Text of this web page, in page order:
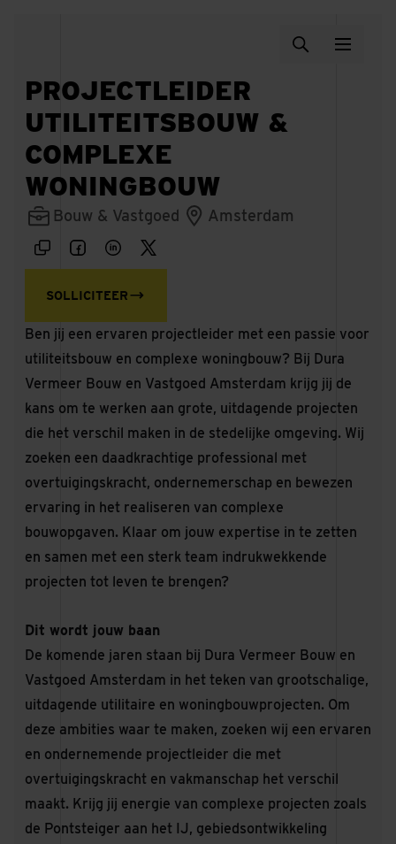
PROJECTLEIDER
UTILITEITSBOUW &
COMPLEXE
WONINGBOUW
Bouw & Vastgoed Amsterdam
SOLLICITEER
Ben jij een ervaren projectleider met een passie voor
utiliteitsbouw en complexe woningbouw? Bij Dura
Vermeer Bouw en Vastgoed Amsterdam krijg jij de
kans om te werken aan grote, uitdagende projecten
die het verschil maken in de stedelijke omgeving. Wij
zoeken een daadkrachtige professional met
overtuigingskracht, ondernemerschap en bewezen
ervaring in het realiseren van complexe
bouwopgaven. Klaar om jouw expertise in te zetten
en samen met een sterk team indrukwekkende
projecten tot leven te brengen?
Dit wordt jouw baan
De komende jaren staan bij Dura Vermeer Bouw en
Vastgoed Amsterdam in het teken van grootschalige,
uitdagende utilitaire en woningbouwprojecten. Om
deze ambities waar te maken, zoeken wij een ervaren
en ondernemende projectleider die met
overtuigingskracht en vakmanschap het verschil
maakt. Krijg jij energie van complexe projecten zoals
de Pontsteiger aan het IJ, gebiedsontwikkeling